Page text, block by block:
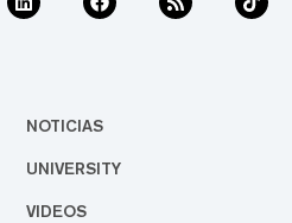
NOTICIAS
UNIVERSITY
VIDEOS